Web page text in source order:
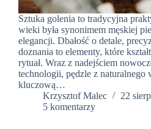
Sztuka golenia to tradycyjna
wieki była synonimem męskiej
elegancji. Dbałość o detale,
doznania to elementy, które
rytuał. Wraz z nadejściem
technologii, pędzle z naturalnego
kluczową…
Krzysztof Malec
22
5 komentarzy